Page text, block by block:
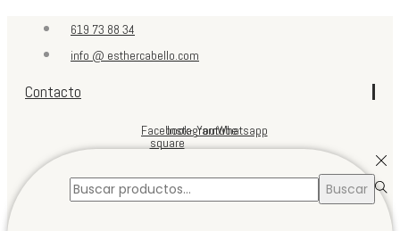
619 73 88 34
info @ esthercabello.com
Contacto
Facebook-
square
InstagramYoutubeWhatsapp
Búsqueda
Buscar